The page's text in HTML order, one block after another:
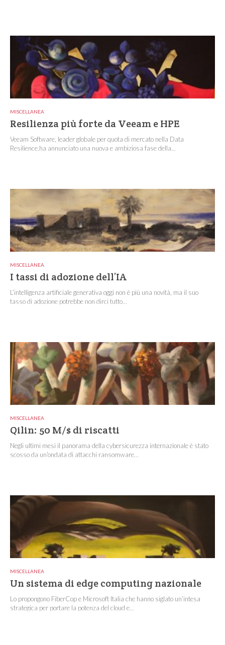
MISCELLANEA
Resilienza più forte da Veeam e HPE
Veeam Software, leader globale per quota di mercato nella Data
Resilience,ha annunciato una nuova e ambiziosa fase della...
MISCELLANEA
I tassi di adozione dell’IA
L’intelligenza artificiale generativa oggi non è più una novità, ma il suo
tasso di adozione potrebbe non dirci tutto...
MISCELLANEA
Qilin: 50 M/$ di riscatti
Negli ultimi mesi il panorama della cybersicurezza internazionale è stato
scosso da un’ondata di attacchi ransomware...
MISCELLANEA
Un sistema di edge computing nazionale
Lo propongono FiberCop e Microsoft Italia che hanno siglato un’intesa
strategica per portare la potenza del cloud e...